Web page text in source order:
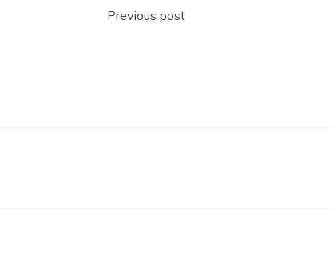
Nawigacja
Previous post